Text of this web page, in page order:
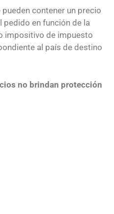
contener un precio
pedido en función de la
impositivo de impuesto
al país de destino
no brindan protección